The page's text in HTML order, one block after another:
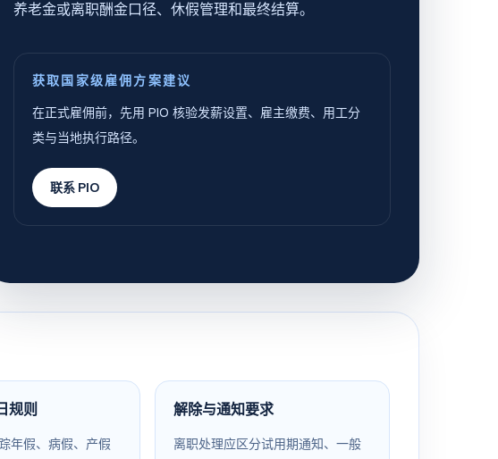
养老金或离职酬金口径、休假管理和最终结算。
获取国家级雇佣方案建议
在正式雇佣前，先用 PIO 核验发薪设置、雇主缴费、用工分
类与当地执行路径。
联系 PIO
规则
年假、病假、产假
解除与通知要求
离职处理应区分试用期通知、一般